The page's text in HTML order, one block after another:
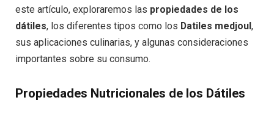
este artículo, exploraremos las propiedades de los
dátiles, los diferentes tipos como los Datiles medjoul,
sus aplicaciones culinarias, y algunas consideraciones
importantes sobre su consumo.
Propiedades Nutricionales de los Dátiles